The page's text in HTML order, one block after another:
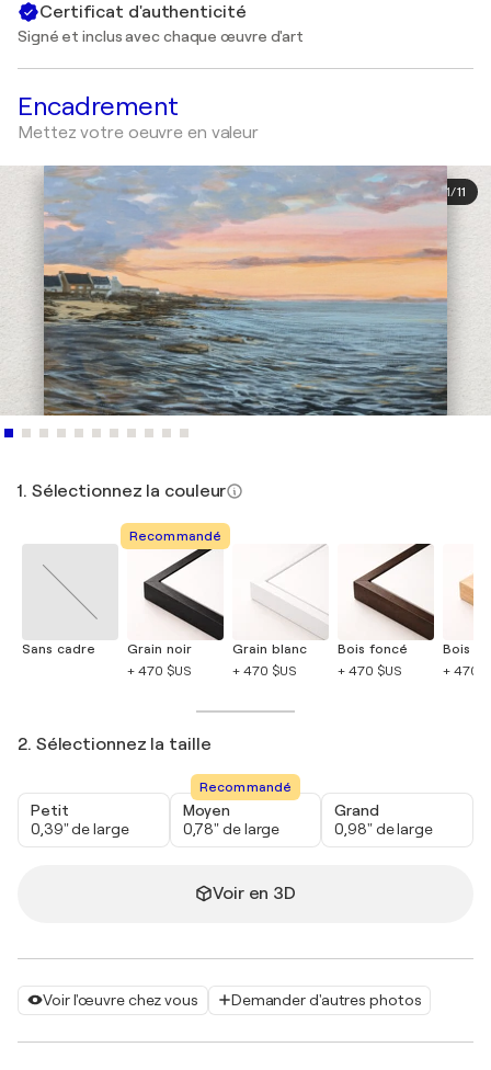
Voir l'œuvre chez vous Demander d'autres photos
Certificat d'authenticité
Signé et inclus avec chaque œuvre d'art
Encadrement
Mettez votre oeuvre en valeur
1/11
1. Sélectionnez la couleur
Sans cadre
Recommandé
Grain noir
+ 470 $US
Grain blanc
+ 470 $US
Bois foncé
+ 470 $US
Bois
+ 470
2. Sélectionnez la taille
Petit
0,39" de large
Recommandé
Moyen
0,78" de large
Grand
0,98" de large
Voir en 3D